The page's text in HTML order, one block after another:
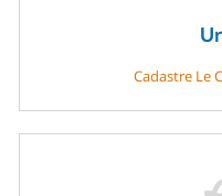
Cadastre Le